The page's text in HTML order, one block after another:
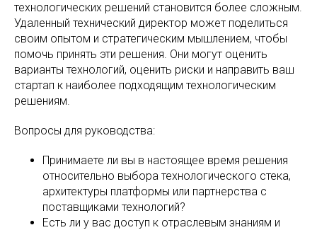
технологических решений становится более сложным.
Удаленный технический директор может поделиться
своим опытом и стратегическим мышлением, чтобы
помочь принять эти решения. Они могут оценить
варианты технологий, оценить риски и направить ваш
стартап к наиболее подходящим технологическим
решениям.
Вопросы для руководства:
Принимаете ли вы в настоящее время решения
относительно выбора технологического стека,
архитектуры платформы или партнерства с
поставщиками технологий?
Есть ли у вас доступ к отраслевым знаниям и